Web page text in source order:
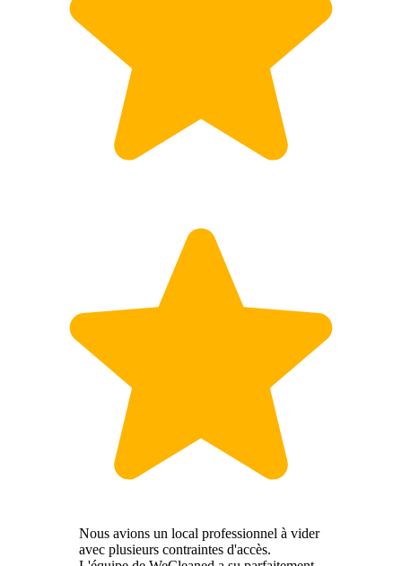
Nous avions un local professionnel à vider
avec plusieurs contraintes d'accès.